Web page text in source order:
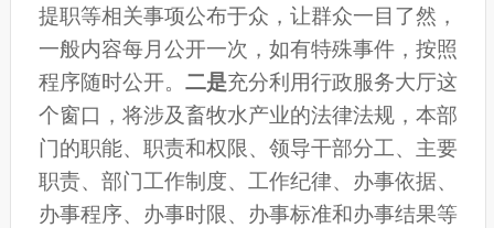
提职等相关事项公布于众，让群众一目了然，
一般内容每月公开一次，如有特殊事件，按照
程序随时公开。 二是充分利用行政服务大厅这
个窗口，将涉及畜牧水产业的法律法规， 本部
门的职能、职责和权限、领导干部分工、主要
职责、部门工作制度、工作纪律、办事依据、
办事程序、办事时限、办事标准和办事结果等